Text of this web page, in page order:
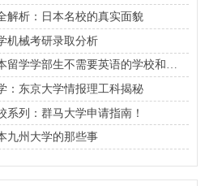
解析：日本名校的真实面貌
机械考研录取分析
2018日本留学学部生不需要英语的学校和专业一览(建议收藏)
：东京大学情报理工科揭秘
系列：群马大学申请指南！
九州大学的那些事